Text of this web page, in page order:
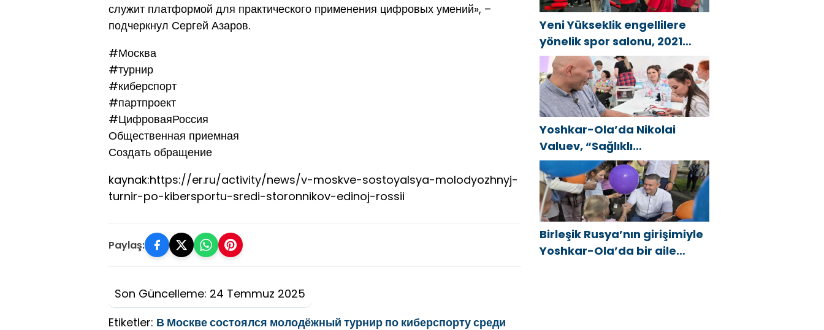
служит платформой для практического применения цифровых умений», –
подчеркнул Сергей Азаров.
#Москва
#турнир
#киберспорт
#партпроект
#ЦифроваяРоссия
Общественная приемная
Создать обращение
kaynak:https://er.ru/activity/news/v-moskve-sostoyalsya-molodyozhnyj-
turnir-po-kibersportu-sredi-storonnikov-edinoj-rossii
Paylaş:
Son Güncelleme: 24 Temmuz 2025
Etiketler: В Москве состоялся молодёжный турнир по киберспорту среди
Yeni Yükseklik engellilere
yönelik spor salonu, 2021
Birleşik Rusya Halk Programı
kapsamında Saratov’da
açıldı
Yoshkar-Ola’da Nikolai
Valuev, “Sağlıklı
Cumhuriyet” projesiyle
tanıştı
Birleşik Rusya’nın girişimiyle
Yoshkar-Ola’da bir aile